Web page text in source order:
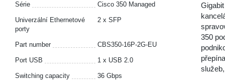
Série Cisco 350 Managed
Univerzální Ethernetové
porty
2 x SFP
Part number CBS350-16P-2G-EU
Port USB 1 x USB 2.0
Switching capacity 36 Gbps
350